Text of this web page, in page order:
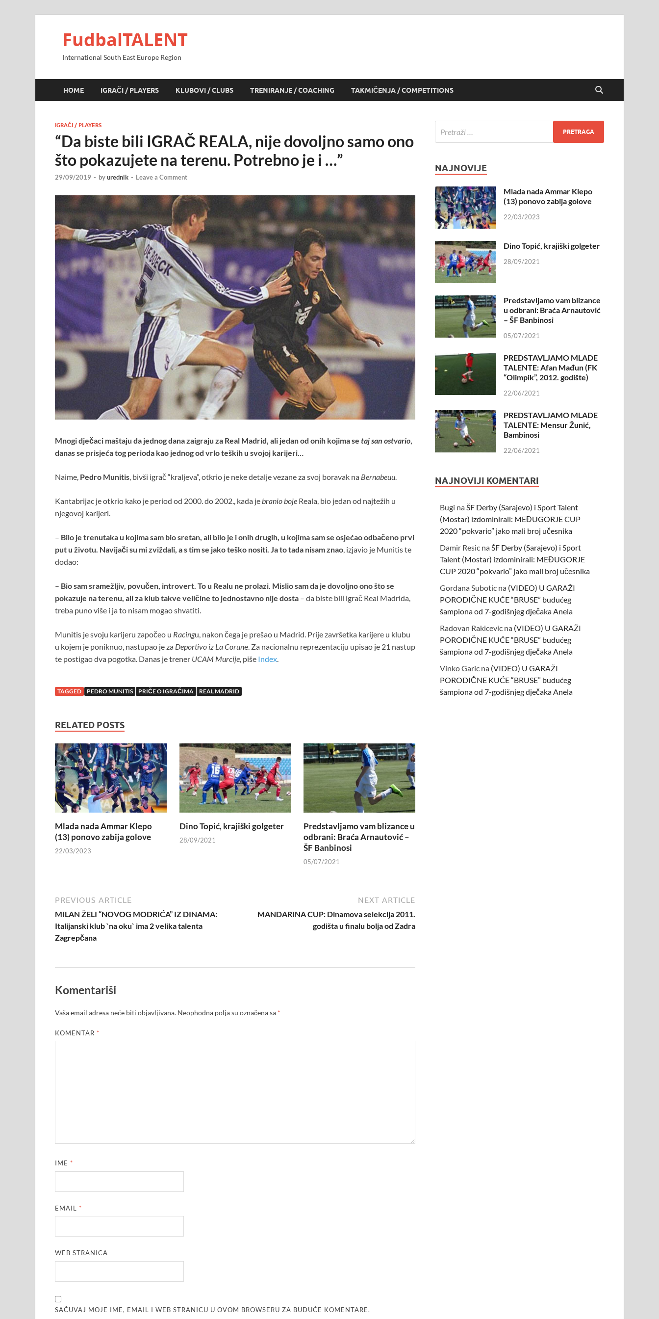
FudbalTALENT
International South East Europe Region
HOME IGRAČI / PLAYERS KLUBOVI / CLUBS TRENIRANJE / COACHING TAKMIČENJA / COMPETITIONS
IGRAČI / PLAYERS
“Da biste bili IGRAČ REALA, nije dovoljno samo ono
što pokazujete na terenu. Potrebno je i …”
29/09/2019 - byurednik - Leave a Comment
Mnogi dječaci maštaju da jednog dana zaigraju za Real Madrid, ali jedan od onih kojima se taj san ostvario
danas se prisjeća tog perioda kao jednog od vrlo teških u svojoj karijeri…
Naime, Pedro Munitis , bivši igrač “kraljeva”, otkrio je neke detalje vezane za svoj boravak na Bernabeuu
Kantabrijac je otkrio kako je period od 2000. do 2002., kada je branio boje Reala, bio jedan od najtežih u
njegovoj karijeri.
– Bilo je trenutaka u kojima sam bio sretan, ali bilo je i onih drugih, u kojima sam se osjećao odbačeno prvi
put u životu. Navijači su mi zviždali, a s tim se jako teško nositi. Ja to tada nisam znao , izjavio je Munitis te
dodao:
– Bio sam sramežljiv, povučen, introvert. To u Realu ne prolazi. Mislio sam da je dovoljno ono što se
pokazuje na terenu, ali za klub takve veličine to jednostavno nije dosta – da biste bili igrač Real Madrida,
treba puno više i ja to nisam mogao shvatiti.
Munitis je svoju karijeru započeo u Racingu, nakon čega je prešao u Madrid. Prije završetka karijere u klubu
u kojem je poniknuo, nastupao je za Deportivo iz La Corune. Za nacionalnu reprezentaciju upisao je 21 nastup
te postigao dva pogotka. Danas je trener UCAM Murcije , piše Index
TAGGED PEDRO MUNITIS PRIČE O IGRAČIMA REAL MADRID
RELATED POSTS
Mlada nada Ammar Klepo
(13) ponovo zabija golove
22/03/2023
Dino Topić, krajiški golgeter
28/09/2021
Predstavljamo vam blizance u
odbrani: Braća Arnautović –
ŠF Banbinosi
05/07/2021
PREVIOUS ARTICLE
MILAN ŽELI “NOVOG MODRIĆA” IZ DINAMA:
Italijanski klub `na oku` ima 2 velika talenta
Zagrepčana
NEXT ARTICLE
MANDARINA CUP: Dinamova selekcija 2011.
godišta u finalu bolja od Zadra
Komentariši
Vaša email adresa neće biti objavljivana. Neophodna polja su označena sa *
KOMENTAR *
IME *
EMAIL *
WEB STRANICA
SAČUVAJ MOJE IME, EMAIL I WEB STRANICU U OVOM BROWSERU ZA BUDUĆE KOMENTARE.
NAJNOVIJE
Mlada nada Ammar Klepo
(13) ponovo zabija golove
22/03/2023
Dino Topić, krajiški golgeter
28/09/2021
Predstavljamo vam blizance
u odbrani: Braća Arnautović
– ŠF Banbinosi
05/07/2021
PREDSTAVLJAMO MLADE
TALENTE: Afan Mađun (FK
“Olimpik”, 2012. godište)
22/06/2021
PREDSTAVLJAMO MLADE
TALENTE: Mensur Žunić,
Bambinosi
22/06/2021
NAJNOVIJI KOMENTARI
Bugi na ŠF Derby (Sarajevo) i Sport Talent
(Mostar) izdominirali: MEĐUGORJE CUP
2020 “pokvario” jako mali broj učesnika
Damir Resic na ŠF Derby (Sarajevo) i Sport
Talent (Mostar) izdominirali: MEĐUGORJE
CUP 2020 “pokvario” jako mali broj učesnika
Gordana Subotic na (VIDEO) U GARAŽI
PORODIČNE KUĆE “BRUSE” budućeg
šampiona od 7-godišnjeg dječaka Anela
Radovan Rakicevic na (VIDEO) U GARAŽI
PORODIČNE KUĆE “BRUSE” budućeg
šampiona od 7-godišnjeg dječaka Anela
Vinko Garic na (VIDEO) U GARAŽI
PORODIČNE KUĆE “BRUSE” budućeg
šampiona od 7-godišnjeg dječaka Anela